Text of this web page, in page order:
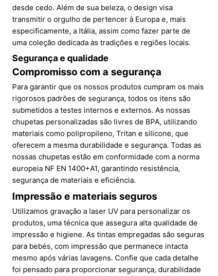
desde cedo. Além de sua beleza, o design visa
transmitir o orgulho de pertencer à Europa e, mais
especificamente, a Itália, assim como fazer parte de
uma coleção dedicada às tradições e regiões locais.
Segurança e qualidade
Compromisso com a segurança
Para garantir que os nossos produtos cumpram os mais
rigorosos padrões de segurança, todos os itens são
submetidos a testes internos e externos. As nossas
chupetas personalizadas são livres de BPA, utilizando
materiais como polipropileno, Tritan e silicone, que
oferecem a mesma durabilidade e segurança. Todas as
nossas chupetas estão em conformidade com a norma
europeia NF EN 1400+A1, garantindo resistência,
segurança de materiais e eficiência.
Impressão e materiais seguros
Utilizamos gravação a laser UV para personalizar os
produtos, uma técnica que assegura alta qualidade de
impressão e higiene. As tintas empregadas são seguras
para bebés, com impressão que permanece intacta
mesmo após várias lavagens. Confie que cada detalhe
foi pensado para proporcionar segurança, durabilidade